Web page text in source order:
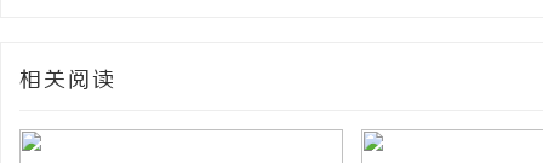
相关阅读